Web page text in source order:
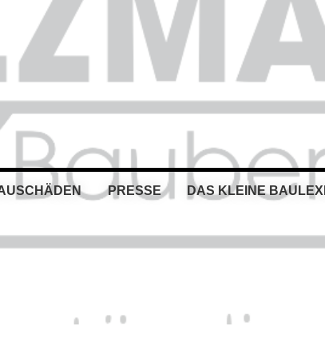
PRESSE DAS KLEINE